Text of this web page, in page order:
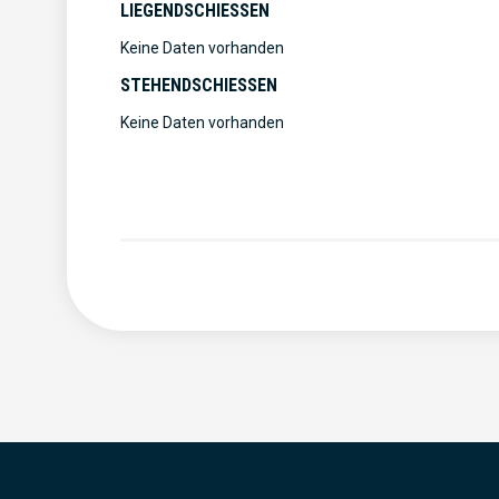
LIEGENDSCHIESSEN
Keine Daten vorhanden
STEHENDSCHIESSEN
Keine Daten vorhanden